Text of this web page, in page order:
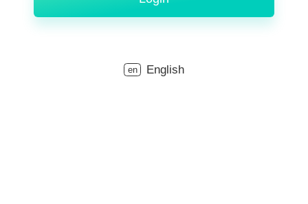
en English